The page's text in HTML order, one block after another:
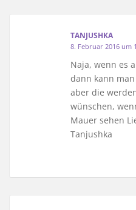
TANJUSHKA
8. Februar 2016 um
Naja, wenn es
dann kann
aber die
wünschen,
Mauer sehen
Tanjushka